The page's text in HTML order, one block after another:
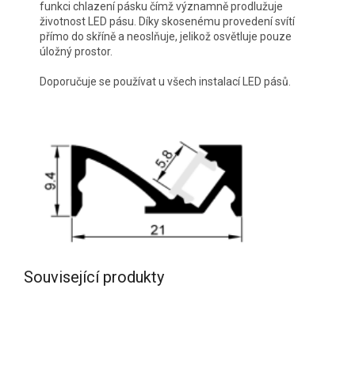
funkci chlazení pásku čímž významně prodlužuje
životnost LED pásu. Díky skosenému provedení svítí
přímo do skříně a neoslňuje, jelikož osvětluje pouze
úložný prostor.
Doporučuje se používat u všech instalací LED pásů.
Související produkty